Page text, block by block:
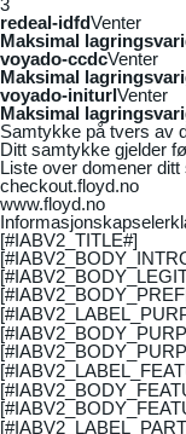
redeal-idfdVenter
Maksimal
voyado-ccdcVenter
Maksimal
voyado-initurlVenter
Maksimal
Samtykke på tvers av
Ditt samtykke gjelder
Liste over domener
checkout.floyd.no
www.floyd.no
[#IABV2_TITLE#]